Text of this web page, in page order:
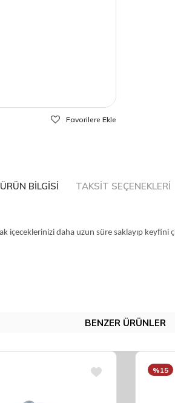
Favorilere Ekle
ÜRÜN BILGISI TAKSIT SEÇENEKLERI
içeceklerinizi daha uzun süre saklayıp
BENZER ÜRÜNLER
%15